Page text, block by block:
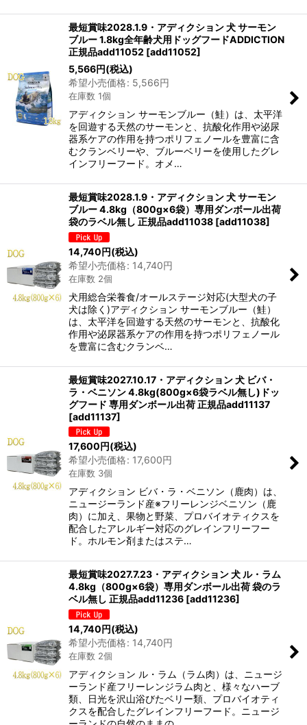
最短賞味2028.1.9・アディクション 犬 サーモン
ブルー 1.8kg全年齢犬用ドッグフードADDICTION
正規品add11052 [add11052]
5,566円(税込)
希望小売価格: 5,566円
在庫数 1個
アディクション サーモンブルー（鮭）は、太平洋
を回遊する天然のサーモンと、抗酸化作用や泌尿
器系ケアの作用を持つポリフェノールを豊富に含
むクランベリーや、ブルーベリーを使用したグレ
インフリーフード。オメ…
最短賞味2028.1.9・アディクション 犬 サーモン
ブルー 4.8kg（800g×6袋）専用ダンボール出荷
袋のラベル無し 正規品add11038 [add11038]
14,740円(税込)
希望小売価格: 14,740円
在庫数 2個
犬用総合栄養食/オールステージ対応(大型犬の子
犬は除く)アディクション サーモンブルー（鮭）
は、太平洋を回遊する天然のサーモンと、抗酸化
作用や泌尿器系ケアの作用を持つポリフェノール
を豊富に含むクランベ…
最短賞味2027.10.17・アディクション 犬 ビバ・
ラ・ベニソン 4.8kg(800g×6袋ラベル無し)ドッ
グフード 専用ダンボール出荷 正規品add11137
[add11137]
17,600円(税込)
希望小売価格: 17,600円
在庫数 3個
アディクション ビバ・ラ・ベニソン（鹿肉）は、
ニュージーランド産※フリーレンジベニソン（鹿
肉）に加え、果物と野菜、プロバイオティクスを
配合したアレルギー対応のグレインフリーフー
ド。ホルモン剤またはステ…
最短賞味2027.7.23・アディクション 犬 ル・ラム
4.8kg（800g×6袋）専用ダンボール出荷 袋のラ
ベル無し 正規品add11236 [add11236]
14,740円(税込)
希望小売価格: 14,740円
在庫数 2個
アディクション ル・ラム（ラム肉）は、ニュージ
ーランド産フリーレンジラム肉と、様々なハーブ
類、日光を沢山浴びたベリー類、プロバイオティ
クスを配合したグレインフリーフード。ニュージ